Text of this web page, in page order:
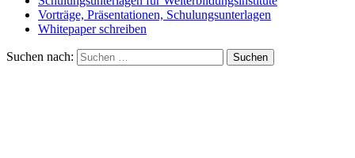
Vorträge, Präsentationen, Schulungsunterlagen
Whitepaper schreiben
Suchen nach: Suchen